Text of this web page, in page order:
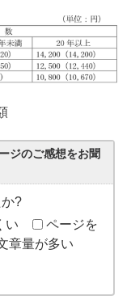
ジのご感想をお聞
?
い
ページを
章量が多い